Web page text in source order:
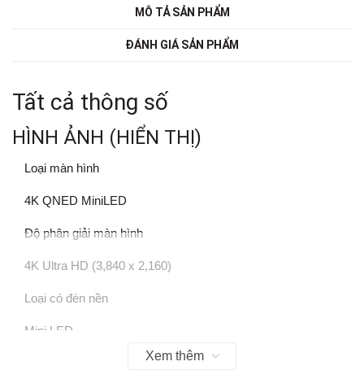
MÔ TẢ SẢN PHẨM
ĐÁNH GIÁ SẢN PHẨM
Tất cả thông số
HÌNH ẢNH (HIỂN THỊ)
Loại màn hình
4K QNED MiniLED
Độ phân giải màn hình
4K Ultra HD (3,840 x 2,160)
Loại có đèn nền
Mini LED
Xem thêm